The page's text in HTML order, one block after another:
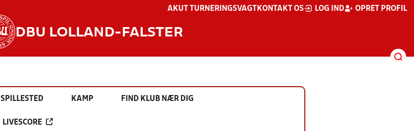
AKUT TURNERINGSVAGT KONTAKT OS LOG IND OPRET PROFIL
DBU LOLLAND-FALSTER
SPILLESTED KAMP FIND KLUB NÆR DIG
LIVESCORE